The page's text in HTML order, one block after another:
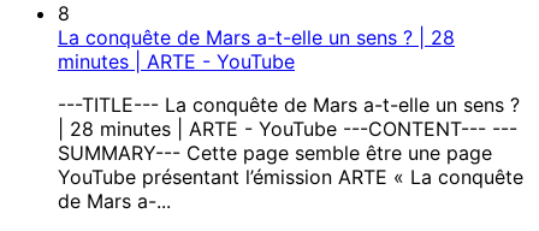
8
La conquête de Mars a-t-elle un sens ? | 28
minutes | ARTE - YouTube
---TITLE--- La conquête de Mars a-t-elle un sens ?
| 28 minutes | ARTE - YouTube ---CONTENT--- ---
SUMMARY--- Cette page semble être une page
YouTube présentant l’émission ARTE « La conquête
de Mars a-...